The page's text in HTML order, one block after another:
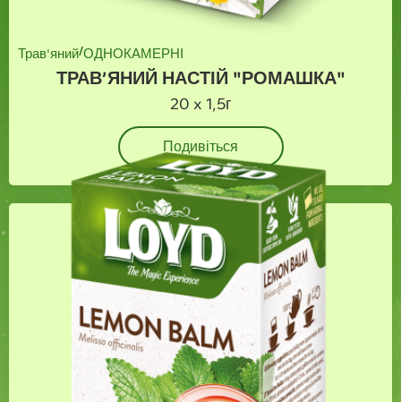
Трав'яний/ОДНОКАМЕРНІ
ТРАВ’ЯНИЙ НАСТІЙ "РОМАШКА"
20 x 1,5г
Подивіться